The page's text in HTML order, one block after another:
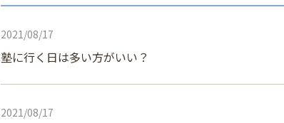
2021/08/17
塾に行く日は多い方がいい？
2021/08/17